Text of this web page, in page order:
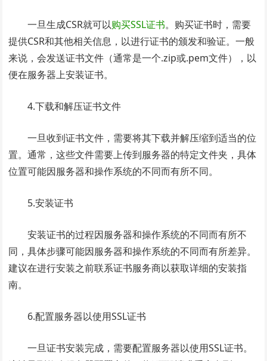
一旦生成CSR就可以购买SSL证书。购买证书时，需要
提供CSR和其他相关信息，以进行证书的颁发和验证。一般
来说，会发送证书文件（通常是一个.zip或.pem文件），以
便在服务器上安装证书。
4.下载和解压证书文件
一旦收到证书文件，需要将其下载并解压缩到适当的位
置。通常，这些文件需要上传到服务器的特定文件夹，具体
位置可能因服务器和操作系统的不同而有所不同。
5.安装证书
安装证书的过程因服务器和操作系统的不同而有所不
同，具体步骤可能因服务器和操作系统的不同而有所差异。
建议在进行安装之前联系证书服务商以获取详细的安装指
南。
6.配置服务器以使用SSL证书
一旦证书安装完成，需要配置服务器以使用SSL证书。